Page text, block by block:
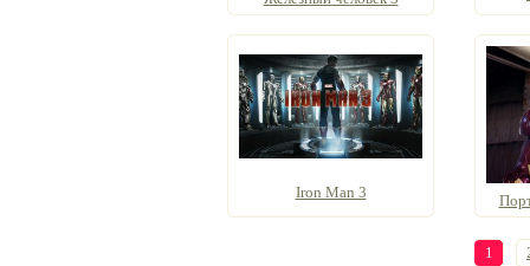
Iron Man 3
1